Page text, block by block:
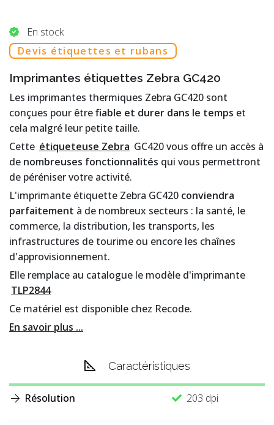
En stock
Devis étiquettes et rubans
Imprimantes étiquettes Zebra GC420
Les imprimantes thermiques Zebra GC420 sont
conçues pour êtrefiable et durer dans le temps et
cela malgré leur petite taille.
Cette étiqueteuse Zebra GC420 vous offre un accès à
de nombreuses fonctionnalités qui vous permettront
de péréniser votre activité.
L'imprimante étiquette Zebra GC420 conviendra
parfaitement à de nombreux secteurs : la santé, le
commerce, la distribution, les transports, les
infrastructures de tourime ou encore les chaînes
d'approvisionnement.
Elle remplace au catalogue le modèle d'imprimante
TLP2844
Ce matériel est disponible chez Recode.
En savoir plus ...
Caractéristiques
Résolution 203 dpi